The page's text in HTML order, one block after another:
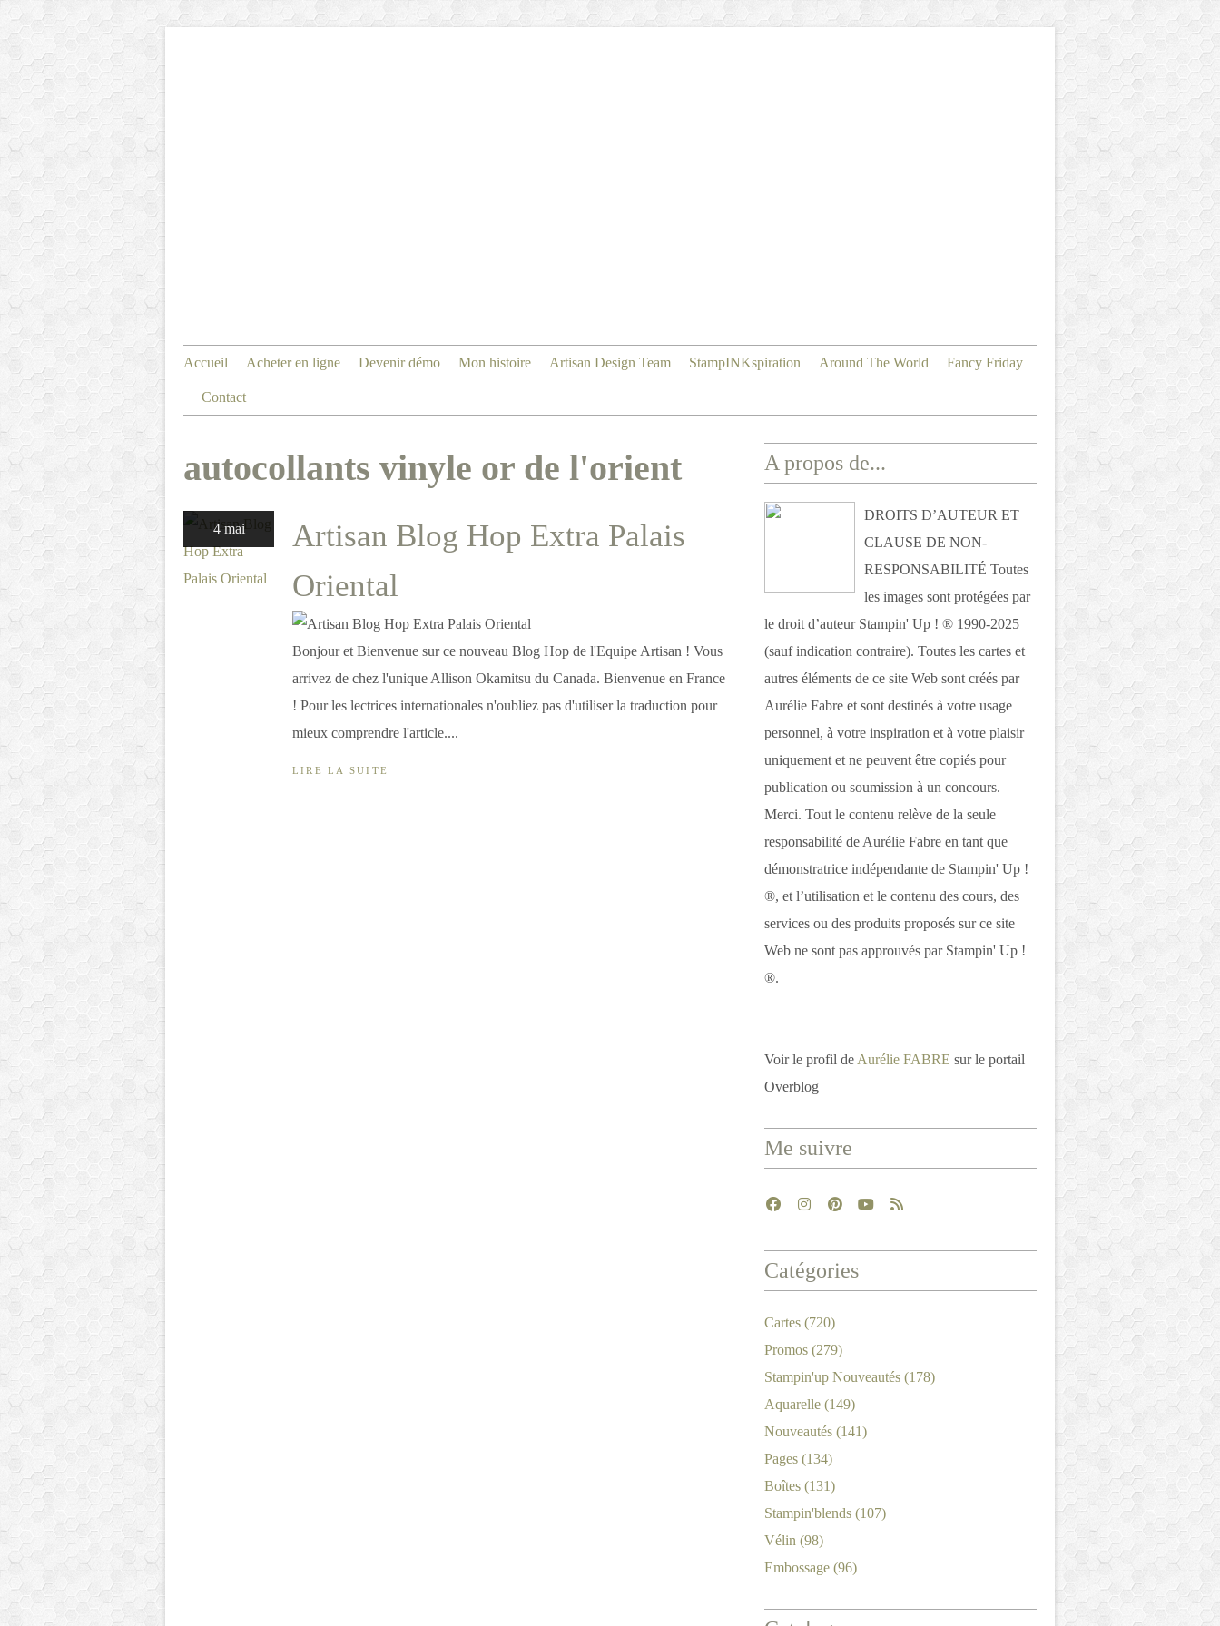
Accueil Acheter en ligne Devenir démo Mon histoire Artisan Design Team StampINKspiration Around The World Fancy Friday
Contact
autocollants vinyle or de l'orient
4 mai
Artisan Blog Hop Extra Palais
Oriental
Bonjour et Bienvenue sur ce nouveau Blog Hop de l'Equipe Artisan ! Vous
arrivez de chez l'unique Allison Okamitsu du Canada. Bienvenue en France
! Pour les lectrices internationales n'oubliez pas d'utiliser la traduction pour
mieux comprendre l'article....
LIRE LA SUITE
A propos de...
DROITS D’AUTEUR ET
CLAUSE DE NON-
RESPONSABILITÉ Toutes
les images sont protégées par
le droit d’auteur Stampin' Up ! ® 1990-2025
(sauf indication contraire). Toutes les cartes et
autres éléments de ce site Web sont créés par
Aurélie Fabre et sont destinés à votre usage
personnel, à votre inspiration et à votre plaisir
uniquement et ne peuvent être copiés pour
publication ou soumission à un concours.
Merci. Tout le contenu relève de la seule
responsabilité de Aurélie Fabre en tant que
démonstratrice indépendante de Stampin' Up !
®, et l’utilisation et le contenu des cours, des
services ou des produits proposés sur ce site
Web ne sont pas approuvés par Stampin' Up !
®.
Voir le profil de Aurélie FABRE sur le portail
Overblog
Me suivre
Catégories
Cartes (720)
Promos (279)
Stampin'up Nouveautés (178)
Aquarelle (149)
Nouveautés (141)
Pages (134)
Boîtes (131)
Stampin'blends (107)
Vélin (98)
Embossage (96)